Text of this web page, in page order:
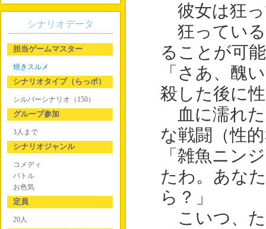
彼女は狂
狂っている
ることが可
「さあ、
殺した後に
血に濡れた
な戦闘（性
「雑魚ニン
たわ。あな
ら？」
こいつ、た
シナリオデータ
担当ゲームマスター
焼きスルメ
シナリオタイプ（らっポ）
シルバーシナリオ（150）
グループ参加
3人まで
シナリオジャンル
コメディ
バトル
お色気
定員
20人